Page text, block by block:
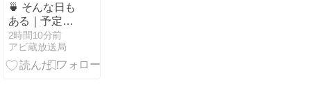
🍵 そんな日も
ある｜予定よ
り少し遅く着
いた
2時間10分前
アビ蔵放送局